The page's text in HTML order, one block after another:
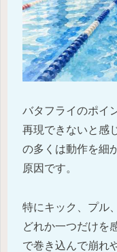
バタフライのポイ
再現できないと感
の多くは動作を細
原因です。
特にキック、プル
どれか一つだけを
で巻き込んで崩れ